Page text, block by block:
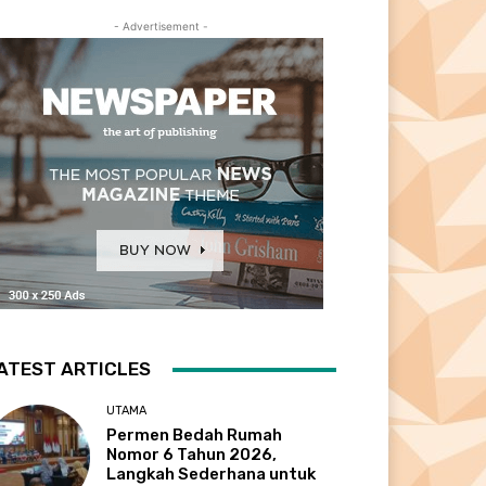
- Advertisement -
ARTICLES
UTAMA
Permen Bedah Rumah
Nomor 6 Tahun 2026,
Langkah Sederhana untuk